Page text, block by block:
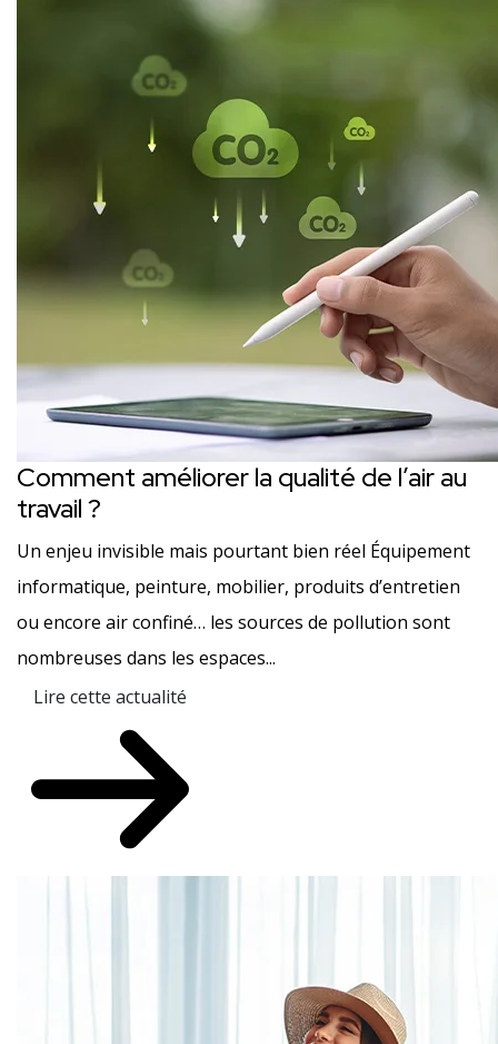
Comment améliorer la qualité de l’air au
travail ?
Un enjeu invisible mais pourtant bien réel Équipement
informatique, peinture, mobilier, produits d’entretien
ou encore air confiné… les sources de pollution sont
nombreuses dans les espaces...
Lire cette actualité